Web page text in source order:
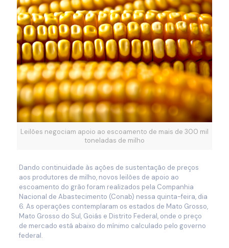
Leilões negociam apoio ao escoamento de mais de 300 mil
toneladas de milho
Dando continuidade às ações de sustentação de preços
aos produtores de milho, novos leilões de apoio ao
escoamento do grão foram realizados pela Companhia
Nacional de Abastecimento (Conab) nessa quinta-feira, dia
6. As operações contemplaram os estados de Mato Grosso,
Mato Grosso do Sul, Goiás e Distrito Federal, onde o preço
de mercado está abaixo do mínimo calculado pelo governo
federal.